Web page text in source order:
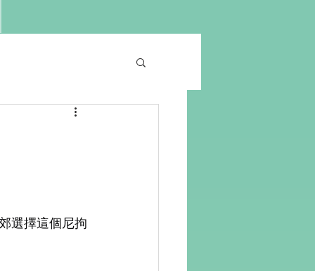
選擇這個尼拘